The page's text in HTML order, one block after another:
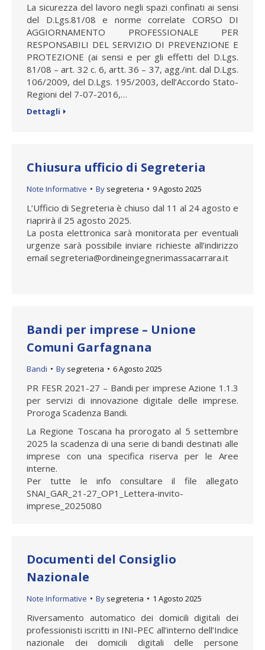
La sicurezza del lavoro negli spazi confinati ai sensi
del D.Lgs.81/08 e norme correlate CORSO DI
AGGIORNAMENTO PROFESSIONALE PER
RESPONSABILI DEL SERVIZIO DI PREVENZIONE E
PROTEZIONE (ai sensi e per gli effetti del D.Lgs.
81/08 – art. 32 c. 6, artt. 36 – 37, agg./int. dal D.Lgs.
106/2009, del D.Lgs. 195/2003, dell’Accordo Stato-
Regioni del 7-07-2016,…
Dettagli
Chiusura ufficio di Segreteria
Note Informative By segreteria 9 Agosto 2025
L’Ufficio di Segreteria è chiuso dal 11 al 24 agosto e
riaprirà il 25 agosto 2025.
La posta elettronica sarà monitorata per eventuali
urgenze sarà possibile inviare richieste all’indirizzo
email segreteria@ordineingegnerimassacarrara.it
Bandi per imprese – Unione
Comuni Garfagnana
Bandi By segreteria 6 Agosto 2025
PR FESR 2021-27 – Bandi per imprese Azione 1.1.3
per servizi di innovazione digitale delle imprese.
Proroga Scadenza Bandi.
La Regione Toscana ha prorogato al 5 settembre
2025 la scadenza di una serie di bandi destinati alle
imprese con una specifica riserva per le Aree
interne.
Per tutte le info consultare il file allegato
SNAI_GAR_21-27_OP1_Lettera-invito-
imprese_2025080
Documenti del Consiglio
Nazionale
Note Informative By segreteria 1 Agosto 2025
Riversamento automatico dei domicili digitali dei
professionisti iscritti in INI-PEC all’interno dell’Indice
nazionale dei domicili digitali delle persone